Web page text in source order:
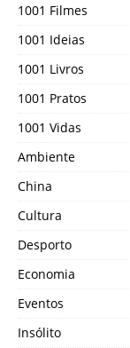
1001 Filmes
1001 Ideias
1001 Livros
1001 Pratos
1001 Vidas
Ambiente
China
Cultura
Desporto
Economia
Eventos
Insólito